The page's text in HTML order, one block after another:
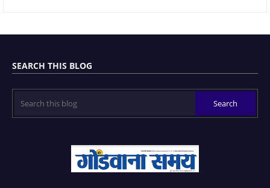
SEARCH THIS BLOG